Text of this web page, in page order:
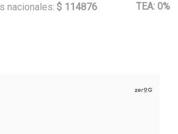
nacionales: $ 114876 TEA: 0%